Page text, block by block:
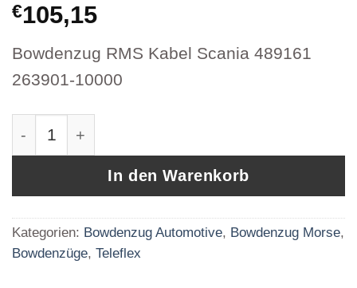
€105,15
Bowdenzug RMS Kabel Scania 489161
263901-10000
In den Warenkorb
Kategorien: Bowdenzug Automotive, Bowdenzug Morse,
Bowdenzüge, Teleflex